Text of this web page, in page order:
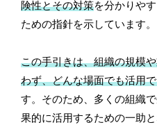
険性とその対策を分かりや
ための指針を示しています。
この手引きは、組織の規模
わず、どんな場面でも活用
す。そのため、多くの組織
果的に活用するための一助と